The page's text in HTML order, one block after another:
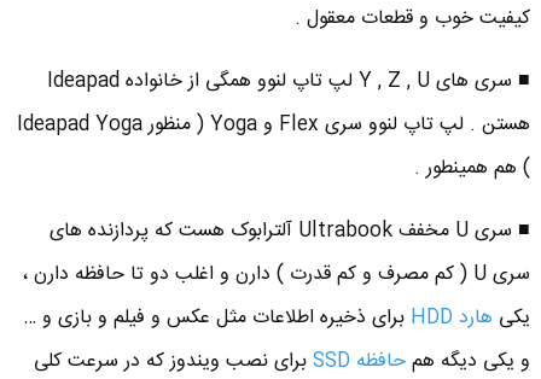
کیفیت خوب و قطعات معقول .
■ سری های Y , Z , U لپ تاپ لنوو همگی از خانواده Ideapad
هستن . لپ تاپ لنوو سری Flex و Yoga ( منظور Ideapad Yoga
) هم همینطور .
■ سری U مخفف Ultrabook آلترابوک هست که پردازنده های
سری U ( کم مصرف و کم قدرت ) دارن و اغلب دو تا حافظه دارن ،
یکی هارد HDD
برای ذخیره اطلاعات مثل عکس و فیلم و بازی و …
و یکی دیگه همحافظه SSD
برای نصب ویندوز که در سرعت کلی